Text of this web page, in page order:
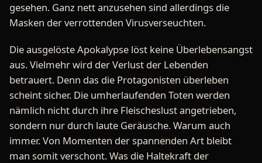
gesehen. Ganz nett anzusehen sind allerdings die
Masken der verrottenden Virusverseuchten.
Die ausgelöste Apokalypse löst keine Überlebensangst
aus. Vielmehr wird der Verlust der Lebenden
betrauert. Denn das die Protagonisten überleben
scheint sicher. Die umherlaufenden Toten werden
nämlich nicht durch ihre Fleischeslust angetrieben,
sondern nur durch laute Geräusche. Warum auch
immer. Von Momenten der spannenden Art bleibt
man somit verschont. Was die Haltekraft der